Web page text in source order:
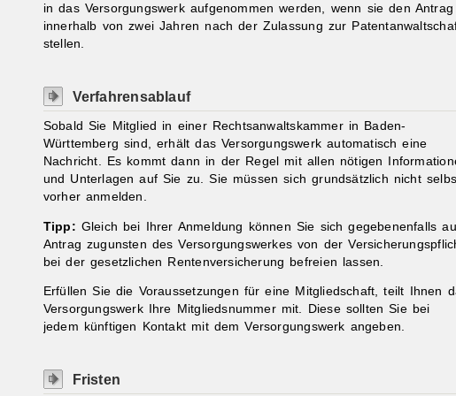
in das Versorgungswerk aufgenommen werden, wenn sie den Antrag
innerhalb von zwei Jahren nach der Zulassung zur
stellen.
Verfahrensablauf
Sobald Sie Mitglied in einer Rechtsanwaltskammer in Baden-
Württemberg sind, erhält das Versorgungswerk automatisch eine
Nachricht. Es kommt dann in der Regel mit allen nötigen
und Unterlagen auf Sie zu. Sie müssen sich grundsätzlich nicht
vorher anmelden.
Tipp: Gleich bei Ihrer Anmeldung können Sie sich gegebenenfalls
Antrag zugunsten des Versorgungswerkes von der
bei der gesetzlichen Rentenversicherung befreien lassen.
Erfüllen Sie die Voraussetzungen für eine Mitgliedschaft, teilt Ihnen
Versorgungswerk Ihre Mitgliedsnummer mit. Diese sollten Sie bei
jedem künftigen Kontakt mit dem Versorgungswerk angeben.
Fristen